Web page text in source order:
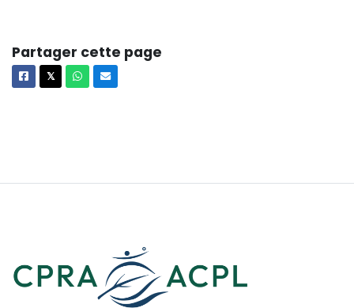
Partager cette page
Facebook
𝕏X Whatsapp
Courriel